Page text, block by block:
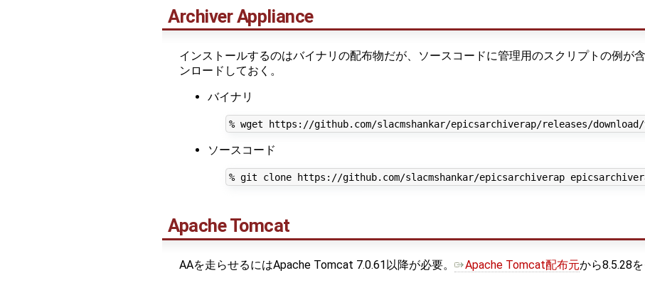
Archiver Appliance
インストールするのはバイナリの配布物だが、ソースコードに管理用のスクリプトの例が
ンロードしておく。
バイナリ
ソースコード
Apache Tomcat
AAを走らせるにはApache Tomcat 7.0.61以降が必要。 Apache Tomcat配布元から8.5.28